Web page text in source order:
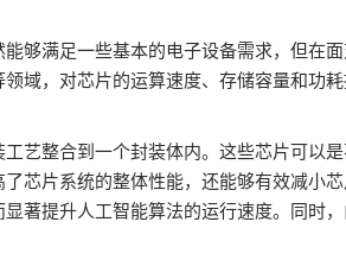
够满足一些基本的电子设备需求，但在
域，对芯片的运算速度、存储容量和功
整合到一个封装体内。这些芯片可以
芯片系统的整体性能，还能够有效减小
著提升人工智能算法的运行速度。同时